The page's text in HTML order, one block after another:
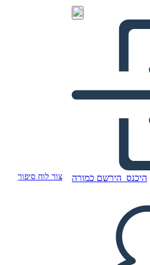
צור לוח סיפור היכנס הירשם כמורה